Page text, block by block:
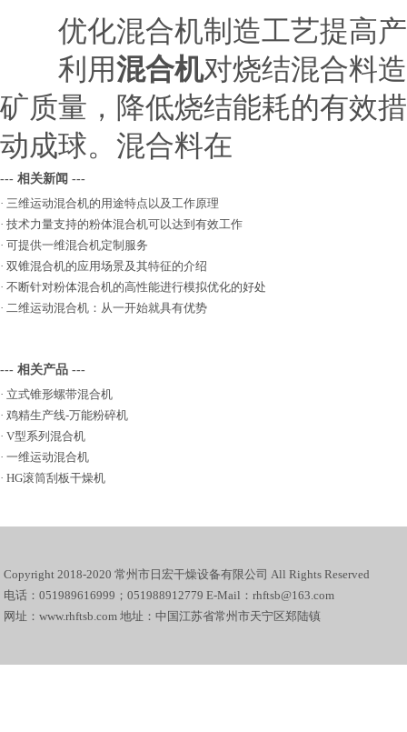
优化混合机制造工艺提高
利用混合机对烧结混合料
矿质量，降低烧结能耗的有效
动成球。混合料在
--- 相关新闻 ---
· 三维运动混合机的用途特点以及工作原理
· 技术力量支持的粉体混合机可以达到有效工作
· 可提供一维混合机定制服务
· 双锥混合机的应用场景及其特征的介绍
· 不断针对粉体混合机的高性能进行模拟优化的好处
· 二维运动混合机：从一开始就具有优势
--- 相关产品 ---
· 立式锥形螺带混合机
· 鸡精生产线-万能粉碎机
· V型系列混合机
· 一维运动混合机
· HG滚筒刮板干燥机
Copyright 2018-2020 常州市日宏干燥设备有限公司 All Rights Reserved
电话：051989616999；051988912779 E-Mail：rhftsb@163.com
网址：www.rhftsb.com 地址：中国江苏省常州市天宁区郑陆镇